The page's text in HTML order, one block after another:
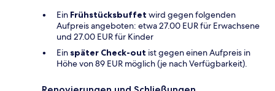
Ein Frühstücksbuffet wird gegen folgenden
Aufpreis angeboten: etwa 27.00 EUR für Erwachsene
und 27.00 EUR für Kinder
Ein später Check-out ist gegen einen Aufpreis in
Höhe von 89 EUR möglich (je nach Verfügbarkeit).